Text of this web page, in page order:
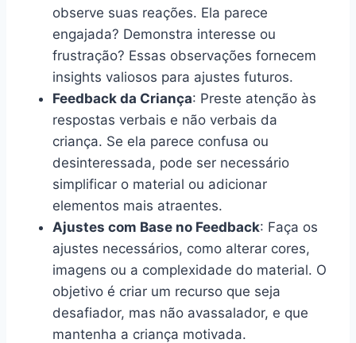
observe suas reações. Ela parece
engajada? Demonstra interesse ou
frustração? Essas observações fornecem
insights valiosos para ajustes futuros.
Feedback da Criança: Preste atenção às
respostas verbais e não verbais da
criança. Se ela parece confusa ou
desinteressada, pode ser necessário
simplificar o material ou adicionar
elementos mais atraentes.
Ajustes com Base no Feedback: Faça os
ajustes necessários, como alterar cores,
imagens ou a complexidade do material. O
objetivo é criar um recurso que seja
desafiador, mas não avassalador, e que
mantenha a criança motivada.